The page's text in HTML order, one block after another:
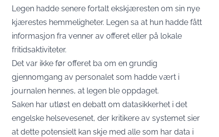
Legen hadde senere fortalt ekskjæresten om sin nye
kjærestes hemmeligheter. Legen sa at hun hadde fått
informasjon fra venner av offeret eller på lokale
fritidsaktiviteter.
Det var ikke før offeret ba om en grundig
gjennomgang av personalet som hadde vært i
journalen hennes, at legen ble oppdaget.
Saken har utløst en debatt om datasikkerhet i det
engelske helsevesenet, der kritikere av systemet sier
at dette potensielt kan skje med alle som har data i